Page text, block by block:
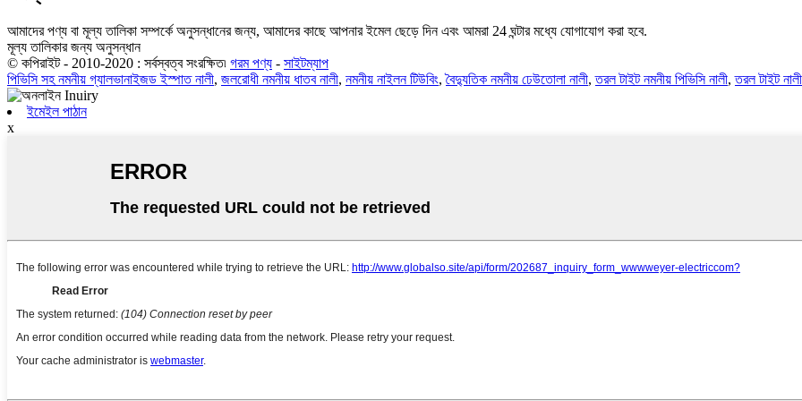
আমাদের পণ্য বা মূল্য তালিকা সম্পর্কে অনুসন্ধানের জন্য, আমাদের কাছে আপনার ইমেল ছেড়ে দিন এবং আমরা 24 ঘন্টার মধ্যে যোগাযোগ করা হবে.
মূল্য তালিকার জন্য অনুসন্ধান
© কপিরাইট - 2010-2020 : সর্বস্বত্ব সংরক্ষিত৷ গরম পণ্য - সাইটম্যাপ
পিভিসি সহ নমনীয় গ্যালভানাইজড ইস্পাত নালী, জলরোধী নমনীয় ধাতব নালী, নমনীয় নাইলন টিউবিং,বৈদ্যুতিক নমনীয় ঢেউতোলা নালী,তরল টাইট নমনীয় পিভিসি নালী,তরল টাইট নালী
ইমেইল পাঠান
x